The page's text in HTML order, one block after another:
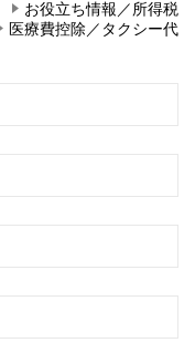
お役立ち情報／所得税
医療費控除／タクシー代